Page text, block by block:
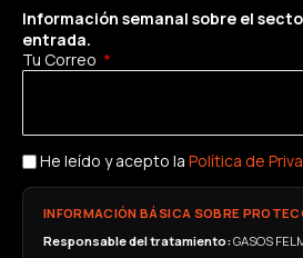
Información semanal sobre el
entrada.
Tu Correo
He leído y acepto la Política de
INFORMACIÓN BÁSICA SOBRE
Responsable del tratamiento:GASOS